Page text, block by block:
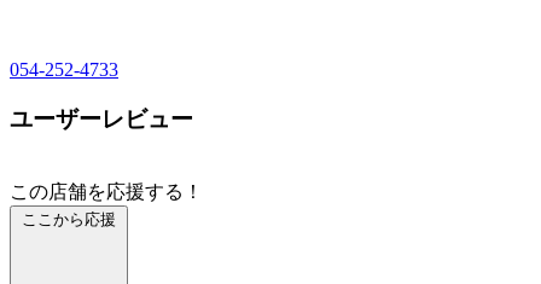
054-252-4733
ユーザーレビュー
この店舗を応援する！
ここから応援